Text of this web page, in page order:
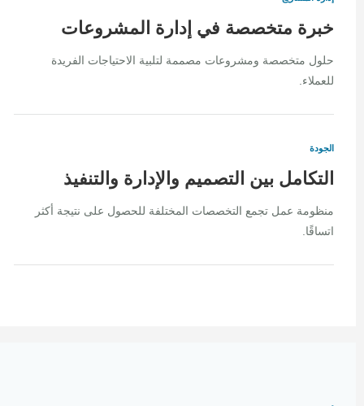
خبرة متخصصة في إدارة المشروعات
حلول متخصصة ومشروعات مصممة لتلبية الاحتياجات الفريدة
للعملاء.
الجودة
التكامل بين التصميم والإدارة والتنفيذ
منظومة عمل تجمع التخصصات المختلفة للحصول على نتيجة أكثر
اتساقًا.